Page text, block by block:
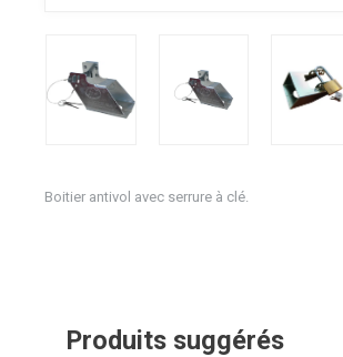
Boitier antivol avec serrure à clé.
Produits suggérés